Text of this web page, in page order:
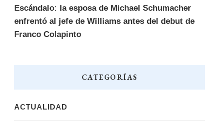
Escándalo: la esposa de Michael Schumacher
enfrentó al jefe de Williams antes del debut de
Franco Colapinto
CATEGORÍAS
ACTUALIDAD